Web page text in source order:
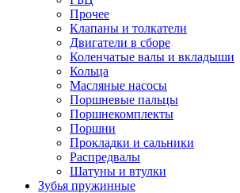
Прочее
Клапаны и толкатели
Двигатели в сборе
Коленчатые валы и вкладыши
Кольца
Масляные насосы
Поршневые пальцы
Поршнекомплекты
Поршни
Прокладки и сальники
Распредвалы
Шатуны и втулки
Зубья пружинные